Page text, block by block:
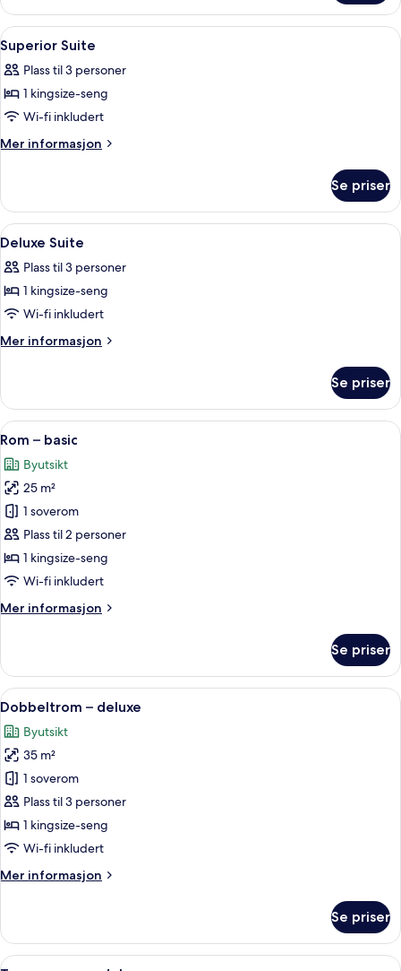
Double
Room
Åpne
alle
bildene
av
Superior
Suite
Safe på rommet, skrivebord og
8
Superior Suite
Plass til 3 personer
1 kingsize-seng
Wi-fi inkludert
Mer informasjon
Mer
Suite
Se priser
Åpne
alle
bildene
av
Deluxe
Suite
Safe på rommet, skrivebord og
9
Deluxe Suite
Plass til 3 personer
1 kingsize-seng
Wi-fi inkludert
Mer informasjon
Mer
Suite
Se priser
Åpne
alle
bildene
av
Rom
–
basic
Safe på rommet, skrivebord og
8
Rom – basic
Byutsikt
25 m²
1 soverom
Plass til 2 personer
1 kingsize-seng
Wi-fi inkludert
Mer informasjon
Mer
–
basic
Se priser
Åpne
alle
bildene
av
Dobbeltrom
–
deluxe
Safe på rommet, skrivebord og
9
Dobbeltrom – deluxe
Byutsikt
35 m²
1 soverom
Plass til 3 personer
1 kingsize-seng
Wi-fi inkludert
Mer informasjon
Mer
–
deluxe
Se priser
Åpne Safe på rommet, skrivebord og